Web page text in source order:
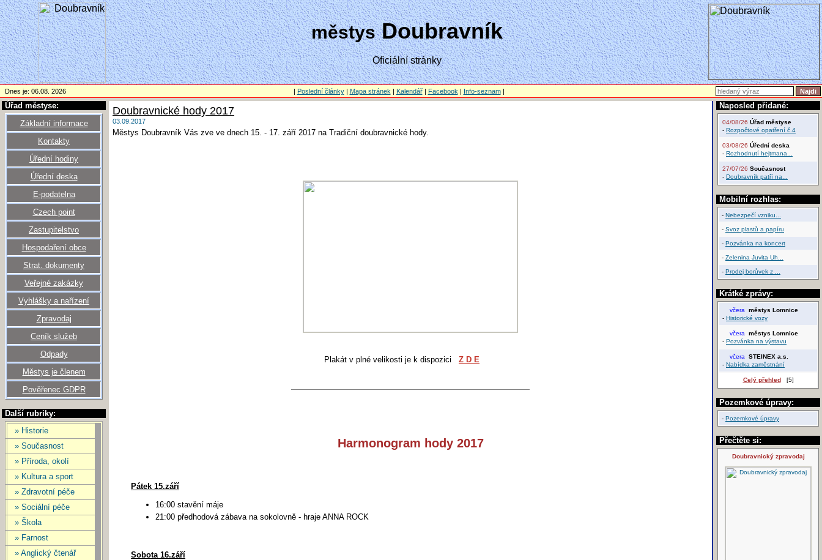
městysDoubravník
Oficiální stránky
Dnes je: 06.08. 2026 | Poslední články| Mapa stránek | Kalendář| Facebook | Info-seznam|
Úřad městyse:
Základní informace
Kontakty
Úřední hodiny
Úřední deska
E-podatelna
Czech point
Zastupitelstvo
Hospodaření obce
Strat. dokumenty
Veřejné zakázky
Vyhlášky a nařízení
Zpravodaj
Ceník služeb
Odpady
Městys je členem
Pověřenec GDPR
Další rubriky:
» Historie
» Současnost
» Příroda, okolí
» Kultura a sport
» Zdravotní péče
» Sociální péče
» Škola
» Farnost
» Anglický čtenář
Naposled přidané:
04/08/26 Úřad městyse
- Rozpočtové opatření č.4
03/08/26 Úřední deska
- Rozhodnutí hejtmana...
27/07/26 Současnost
- Doubravník patří na...
Mobilní rozhlas:
- Nebezpečí vzniku...
- Svoz plastů a papíru
- Pozvánka na koncert
- Zelenina Juvita Uh...
- Prodej borůvek z ...
Krátké zprávy:
včera městys Lomnice
- Historické vozy
včera městys Lomnice
- Pozvánka na výstavu
včera STEINEX a.s.
- Nabídka zaměstnání
Celý přehled[5]
Pozemkové úpravy:
- Pozemkové úpravy
Přečtěte si:
Doubravnický zpravodaj
Doubravnické hody 2017
03.09.2017
Městys Doubravník Vás zve ve dnech 15. - 17. září 2017 na Tradiční doubravnické hody.
Plakát v plné velikosti je k dispozici Z D E
Harmonogram hody 2017
Pátek 15.září
16:00 stavění máje
21:00 předhodová zábava na sokolovně - hraje ANNA ROCK
Sobota 16.září